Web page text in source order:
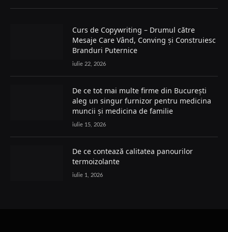
Curs de Copywriting – Drumul către
Mesaje Care Vând, Conving și Construiesc
Branduri Puternice
iulie 22, 2026
De ce tot mai multe firme din București
aleg un singur furnizor pentru medicina
muncii și medicina de familie
iulie 15, 2026
De ce contează calitatea panourilor
termoizolante
iulie 1, 2026